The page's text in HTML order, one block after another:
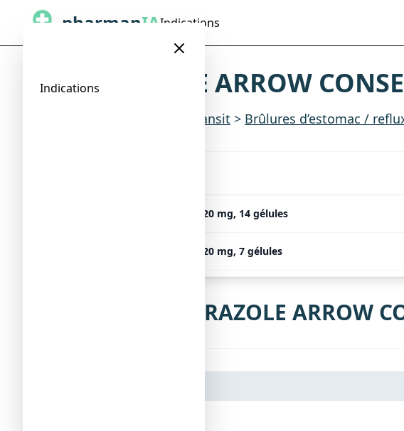
Indications
pharmanIAIndications
OMEPRAZOLE ARROW
Digestion & transit > Brûlures d’estomac /
OMEPRAZOLE ARROW CONSEIL 20 mg, 14 gélules
OMEPRAZOLE ARROW CONSEIL 20 mg, 7 gélules
Notice de OMEPRAZOLE